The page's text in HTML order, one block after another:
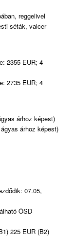
reggelivel
séták, valcer
2355 EUR; 4
2735 EUR; 4
árhoz képest)
árhoz képest)
07.05,
ÖSD
225 EUR (B2)